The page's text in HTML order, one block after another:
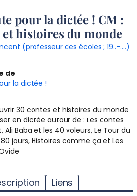
pour la dictée ! CM :
et histoires du monde
(professeur des écoles ; 19..-....)
de
la dictée !
30 contes et histoires du monde
en dictée autour de : Les contes
Ali Baba et les 40 voleurs, Le Tour du
jours, Histoires comme ça et Les
Liens